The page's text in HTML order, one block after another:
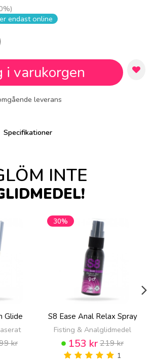
%)
endast online
i varukorgen
leverans
Specifikationer
INTE
Glide
kr
30%
S8 Ease Anal Relax Spray
Fisting & Analglidmedel
153 kr219 kr
1